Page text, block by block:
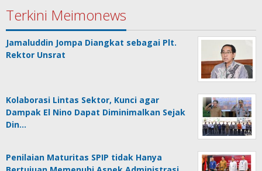
Terkini Meimonews
Jamaluddin Jompa Diangkat sebagai Plt.
Rektor Unsrat
Kolaborasi Lintas Sektor, Kunci agar
Dampak El Nino Dapat Diminimalkan Sejak
Din…
Penilaian Maturitas SPIP tidak Hanya